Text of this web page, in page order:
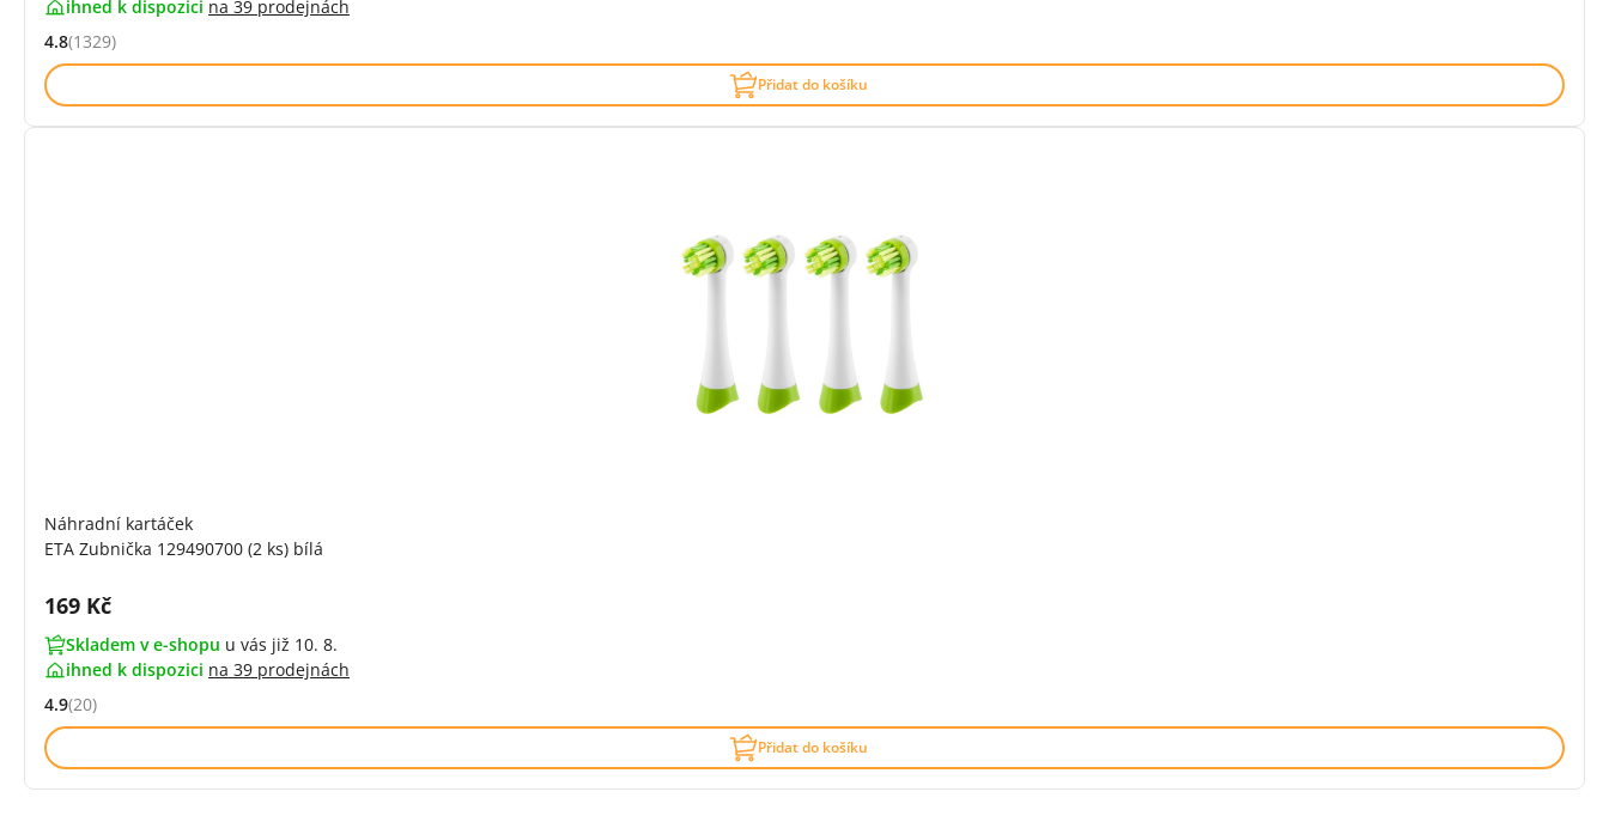
ihned k dispozici na 39 prodejnách
Hodnocení: 4.8 z 5 (1329 recenzí)
4.8(1329)
Přidat do košíku
Náhradní kartáček
ETA Zubnička 129490700 (2 ks) bílá
Cena s DPH:
169 Kč
Skladem v e-shopu u vás již 10. 8.
ihned k dispozici na 39 prodejnách
Hodnocení: 4.9 z 5 (20 recenzí)
4.9(20)
Přidat do košíku